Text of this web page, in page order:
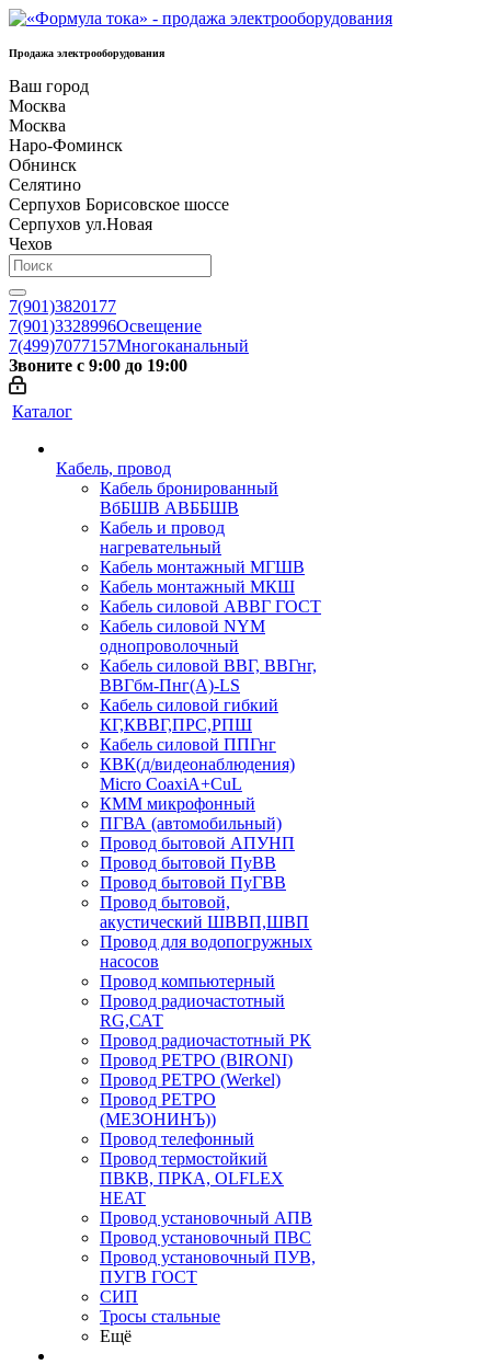
Продажа электрооборудования
Ваш город
Москва
Москва
Наро-Фоминск
Обнинск
Селятино
Серпухов Борисовское шоссе
Серпухов ул.Новая
Чехов
7(901)3820177
7(901)3328996Освещение
7(499)7077157Многоканальный
Звоните с 9:00 до 19:00
Каталог
Кабель, провод
Кабель бронированный
ВбБШВ АВББШВ
Кабель и провод
нагревательный
Кабель монтажный МГШВ
Кабель монтажный МКШ
Кабель силовой АВВГ ГОСТ
Кабель силовой NYM
однопроволочный
Кабель силовой ВВГ, ВВГнг,
ВВГбм-Пнг(А)-LS
Кабель силовой гибкий
КГ,КВВГ,ПРС,РПШ
Кабель силовой ППГнг
КВК(д/видеонаблюдения)
Micro CoaxiA+CuL
КММ микрофонный
ПГВА (автомобильный)
Провод бытовой АПУНП
Провод бытовой ПуВВ
Провод бытовой ПуГВВ
Провод бытовой,
акустический ШВВП,ШВП
Провод для водопогружных
насосов
Провод компьютерный
Провод радиочастотный
RG,САТ
Провод радиочастотный РК
Провод РЕТРО (BIRONI)
Провод РЕТРО (Werkel)
Провод РЕТРО
(МЕЗОНИНЪ))
Провод телефонный
Провод термостойкий
ПВКВ, ПРКА, OLFLEX
HEAT
Провод установочный АПВ
Провод установочный ПВС
Провод установочный ПУВ,
ПУГВ ГОСТ
СИП
Тросы стальные
Ещё